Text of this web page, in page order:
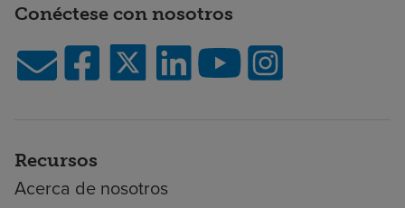
Conéctese con nosotros
Recursos
Acerca de nosotros